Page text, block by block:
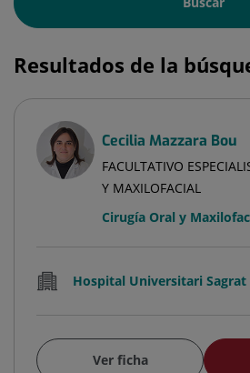
Resultados de la
Cecilia Mazzara Bou
FACULTATIVO
Y MAXILOFACIAL
Cirugía Oral y
Hospital Universitari Sagrat
Ver ficha